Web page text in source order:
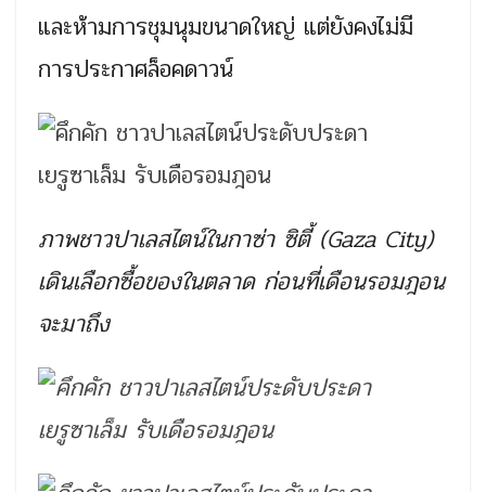
และห้ามการชุมนุมขนาดใหญ่ แต่ยังคงไม่มี
การประกาศล็อคดาวน์
ภาพชาวปาเลสไตน์ในกาซ่า ซิตี้ (Gaza City)
เดินเลือกซื้อของในตลาด ก่อนที่เดือนรอมฎอน
จะมาถึง